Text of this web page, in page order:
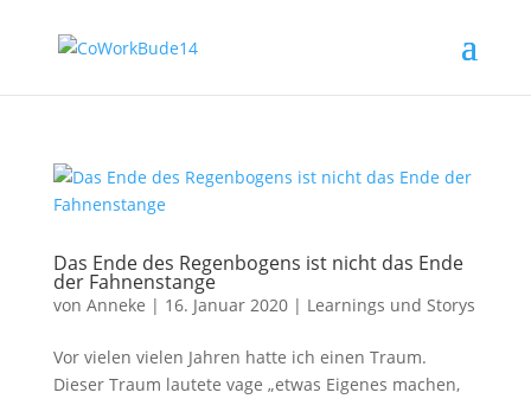
Das Ende des Regenbogens ist nicht das Ende
der Fahnenstange
von Anneke | 16. Januar 2020| Learnings und Storys
Vor vielen vielen Jahren hatte ich einen Traum.
Dieser Traum lautete vage „etwas Eigenes machen,